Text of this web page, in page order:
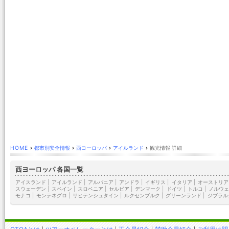
HOME › 都市別安全情報 › 西ヨーロッパ › アイルランド › 観光情報 詳細
西ヨーロッパ 各国一覧
アイスランド アイルランド アルバニア アンドラ イギリス イタリア オーストリア
スウェーデン
スペイン スロベニア セルビア デンマーク ドイツ トルコ
ノルウ
モナコ
モンテネグロ リヒテンシュタイン ルクセンブルク グリーンランド ジブラル